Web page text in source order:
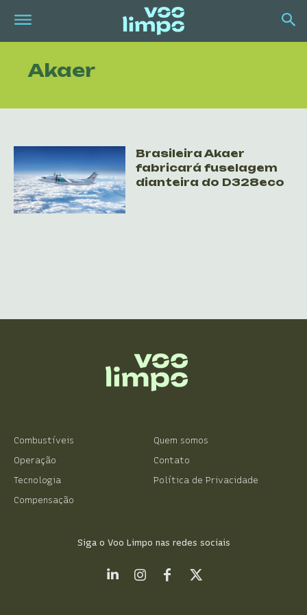
Akaer
Brasileira Akaer
fabricará fuselagem
dianteira do D328eco
Combustíveis
Operação
Tecnologia
Compensação
Quem somos
Contato
Política de Privacidade
Siga o Voo Limpo nas redes sociais